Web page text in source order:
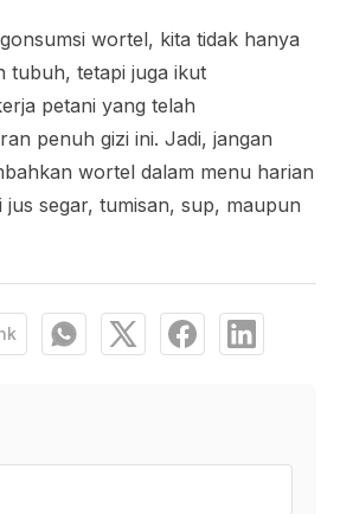
wortel, kita tidak hanya
tubuh, tetapi juga ikut
petani yang telah
penuh gizi ini. Jadi, jangan
wortel dalam menu harian
jus segar, tumisan, sup, maupun